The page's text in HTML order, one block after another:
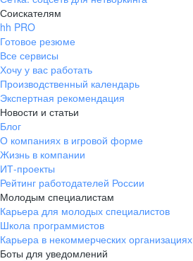
Соискателям
hh PRO
Готовое резюме
Все сервисы
Хочу у вас работать
Производственный календарь
Экспертная рекомендация
Новости и статьи
Блог
О компаниях в игровой форме
Жизнь в компании
ИТ-проекты
Рейтинг работодателей России
Молодым специалистам
Карьера для молодых специалистов
Школа программистов
Карьера в некоммерческих организациях
Боты для уведомлений